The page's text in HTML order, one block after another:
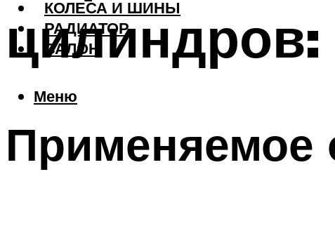
КОЛЕСА И ШИНЫ
РАДИАТОР
САЛОН
Меню
цилиндров:
Применяемое